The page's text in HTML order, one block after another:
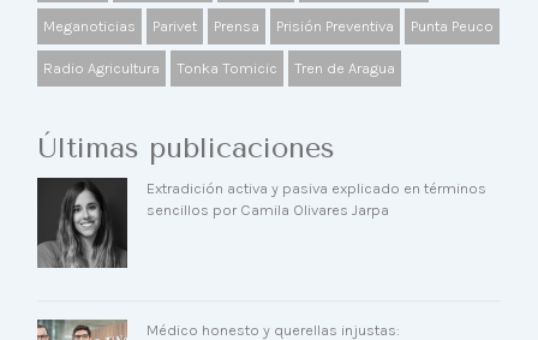
Meganoticias Parivet Prensa Prisión Preventiva Punta Peuco
Radio Agricultura Tonka Tomicic Tren de Aragua
Últimas publicaciones
Extradición activa y pasiva explicado en términos
sencillos por Camila Olivares Jarpa
Médico honesto y querellas injustas: